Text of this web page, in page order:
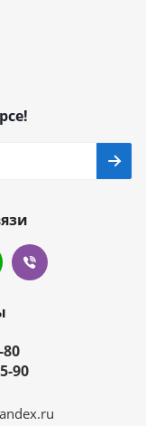
80
90